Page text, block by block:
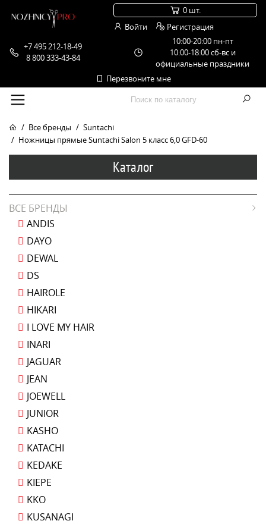
+7 495 212-18-49
8 800 333-43-84
10:00-20:00 пн-пт
10:00-18:00 сб-вс и
официальные праздники
Перезвоните мне
0 шт.
Войти
Регистрация
Все бренды
Suntachi
Ножницы прямые Suntachi Salon 5 класс 6,0 GFD-60
Каталог
ВСЕ БРЕНДЫ
ANDIS
DAYO
DEWAL
DS
HAIROLE
HIKARI
I LOVE MY HAIR
INARI
JAGUAR
JEAN
JOEWELL
JUNIOR
KASHO
KATACHI
KEDAKE
KIEPE
KKO
KUSANAGI